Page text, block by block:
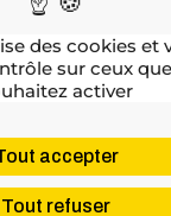
des cookies et
sur ceux
activer
accepter
Tout refuser
Plan du site
All rights